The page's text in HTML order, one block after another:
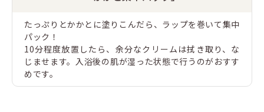
たっぷりとかかとに塗りこんだら、ラップを巻いて集中
パック！
10分程度放置したら、余分なクリームは拭き取り、な
じませます。入浴後の肌が湿った状態で行うのがおすす
めです。